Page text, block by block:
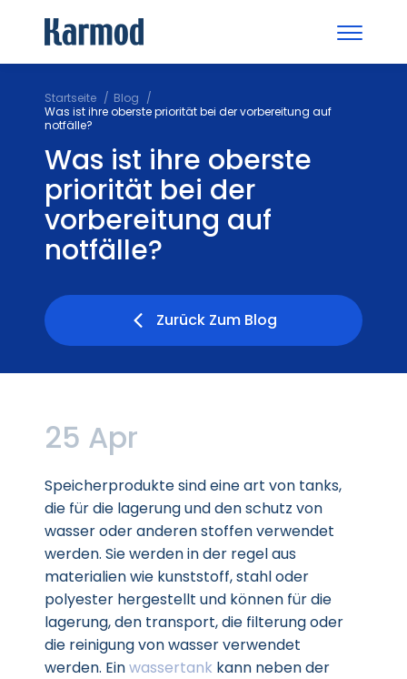
Startseite
Blog
Was ist ihre oberste priorität bei der vorbereitung auf
notfälle?
Was ist ihre oberste
priorität bei der
vorbereitung auf
notfälle?
Zurück Zum Blog
25 Apr
Speicherprodukte sind eine art von tanks,
die für die lagerung und den schutz von
wasser oder anderen stoffen verwendet
werden. Sie werden in der regel aus
materialien wie kunststoff, stahl oder
polyester hergestellt und können für die
lagerung, den transport, die filterung oder
die reinigung von wasser verwendet
werden. Einwassertank kann neben der